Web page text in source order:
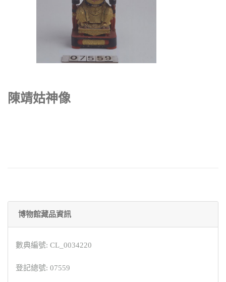
陳靖姑神像
博物館藏品資訊
數典編號: CL_0034220
登記總號: 07559